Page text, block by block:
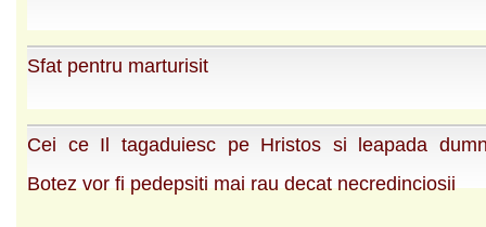
Sfat pentru marturisit
Cei ce Il tagaduiesc pe Hristos si leapada
Botez vor fi pedepsiti mai rau decat necredinciosii